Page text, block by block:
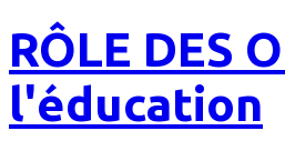
RÔLE DES
l'éducation